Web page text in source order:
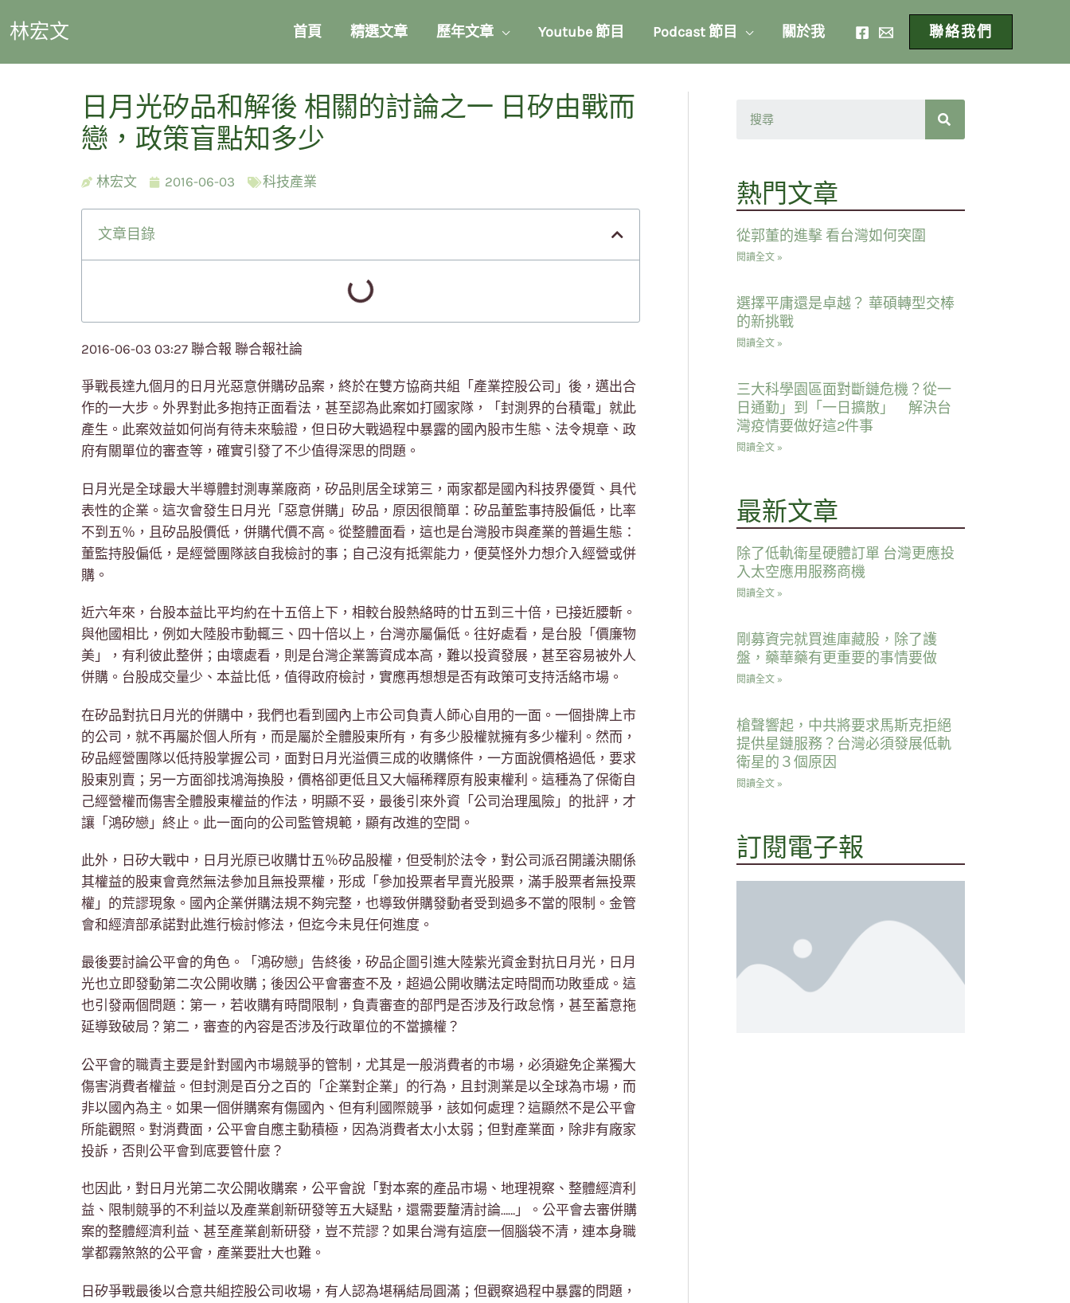
林宏文 首頁 精選文章 歷年文章 Youtube 節目 Podcast 節目 關於我 聯絡我們
日月光矽品和解後 相關的討論之一 日矽由戰而
戀，政策盲點知多少
林宏文 2016-06-03 科技產業
文章目錄
2016-06-03 03:27 聯合報 聯合報社論
爭戰長達九個月的日月光惡意併購矽品案，終於在雙方協商共組「產業控股公司」後，邁出合
作的一大步。外界對此多抱持正面看法，甚至認為此案如打國家隊，「封測界的台積電」就此
產生。此案效益如何尚有待未來驗證，但日矽大戰過程中暴露的國內股市生態、法令規章、政
府有關單位的審查等，確實引發了不少值得深思的問題。
日月光是全球最大半導體封測專業廠商，矽品則居全球第三，兩家都是國內科技界優質、具代
表性的企業。這次會發生日月光「惡意併購」矽品，原因很簡單：矽品董監事持股偏低，比率
不到五％，且矽品股價低，併購代價不高。從整體面看，這也是台灣股市與產業的普遍生態：
董監持股偏低，是經營團隊該自我檢討的事；自己沒有抵禦能力，便莫怪外力想介入經營或併
購。
近六年來，台股本益比平均約在十五倍上下，相較台股熱絡時的廿五到三十倍，已接近腰斬。
與他國相比，例如大陸股市動輒三、四十倍以上，台灣亦屬偏低。往好處看，是台股「價廉物
美」，有利彼此整併；由壞處看，則是台灣企業籌資成本高，難以投資發展，甚至容易被外人
併購。台股成交量少、本益比低，值得政府檢討，實應再想想是否有政策可支持活絡市場。
在矽品對抗日月光的併購中，我們也看到國內上市公司負責人師心自用的一面。一個掛牌上市
的公司，就不再屬於個人所有，而是屬於全體股東所有，有多少股權就擁有多少權利。然而，
矽品經營團隊以低持股掌握公司，面對日月光溢價三成的收購條件，一方面說價格過低，要求
股東別賣；另一方面卻找鴻海換股，價格卻更低且又大幅稀釋原有股東權利。這種為了保衛自
己經營權而傷害全體股東權益的作法，明顯不妥，最後引來外資「公司治理風險」的批評，才
讓「鴻矽戀」終止。此一面向的公司監管規範，顯有改進的空間。
此外，日矽大戰中，日月光原已收購廿五％矽品股權，但受制於法令，對公司派召開議決關係
其權益的股東會竟然無法參加且無投票權，形成「參加投票者早賣光股票，滿手股票者無投票
權」的荒謬現象。國內企業併購法規不夠完整，也導致併購發動者受到過多不當的限制。金管
會和經濟部承諾對此進行檢討修法，但迄今未見任何進度。
最後要討論公平會的角色。「鴻矽戀」告終後，矽品企圖引進大陸紫光資金對抗日月光，日月
光也立即發動第二次公開收購；後因公平會審查不及，超過公開收購法定時間而功敗垂成。這
也引發兩個問題：第一，若收購有時間限制，負責審查的部門是否涉及行政怠惰，甚至蓄意拖
延導致破局？第二，審查的內容是否涉及行政單位的不當擴權？
公平會的職責主要是針對國內市場競爭的管制，尤其是一般消費者的市場，必須避免企業獨大
傷害消費者權益。但封測是百分之百的「企業對企業」的行為，且封測業是以全球為市場，而
非以國內為主。如果一個併購案有傷國內、但有利國際競爭，該如何處理？這顯然不是公平會
所能觀照。對消費面，公平會自應主動積極，因為消費者太小太弱；但對產業面，除非有廠家
投訴，否則公平會到底要管什麼？
也因此，對日月光第二次公開收購案，公平會說「對本案的產品市場、地理視察、整體經濟利
益、限制競爭的不利益以及產業創新研發等五大疑點，還需要釐清討論……」。公平會去審併購
案的整體經濟利益、甚至產業創新研發，豈不荒謬？如果台灣有這麼一個腦袋不清，連本身職
掌都霧煞煞的公平會，產業要壯大也難。
日矽爭戰最後以合意共組控股公司收場，有人認為堪稱結局圓滿；但觀察過程中暴露的問題，
熱門文章
從郭董的進擊 看台灣如何突圍
閱讀全文 »
選擇平庸還是卓越？ 華碩轉型交棒
的新挑戰
閱讀全文 »
三大科學園區面對斷鏈危機？從一
日通勤」到「一日擴散」 解決台
灣疫情要做好這2件事
閱讀全文 »
最新文章
除了低軌衛星硬體訂單 台灣更應投
入太空應用服務商機
閱讀全文 »
剛募資完就買進庫藏股，除了護
盤，藥華藥有更重要的事情要做
閱讀全文 »
槍聲響起，中共將要求馬斯克拒絕
提供星鏈服務？台灣必須發展低軌
衛星的３個原因
閱讀全文 »
訂閱電子報